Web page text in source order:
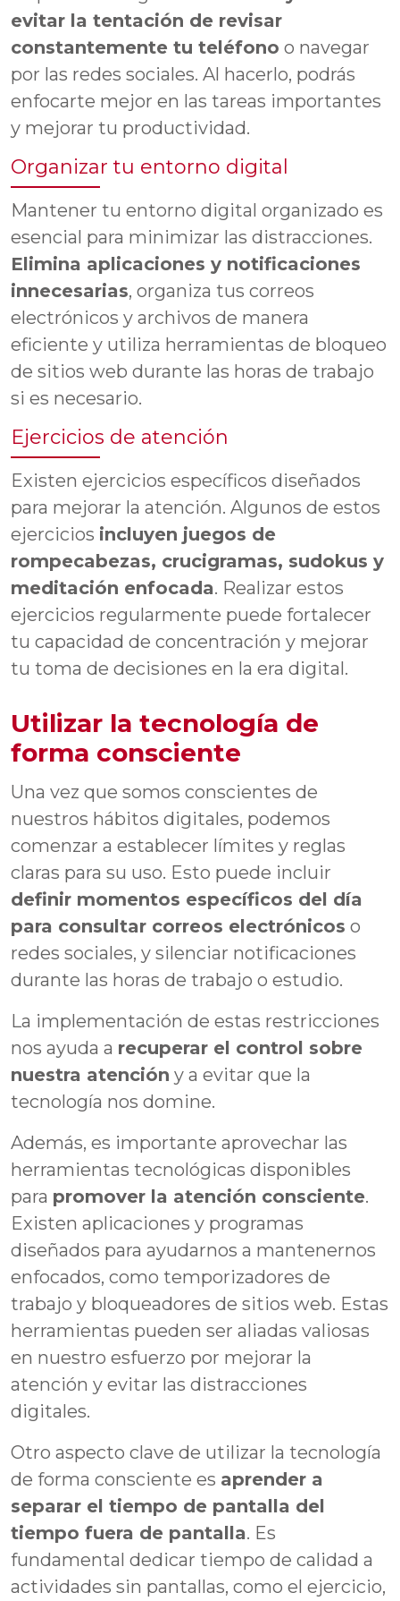
evitar la tentación de revisar
constantemente tu teléfono o navegar
por las redes sociales. Al hacerlo, podrás
enfocarte mejor en las tareas importantes
y mejorar tu productividad.
Organizar tu entorno digital
Mantener tu entorno digital organizado es
esencial para minimizar las distracciones.
Elimina aplicaciones y notificaciones
innecesarias, organiza tus correos
electrónicos y archivos de manera
eficiente y utiliza herramientas de bloqueo
de sitios web durante las horas de trabajo
si es necesario.
Ejercicios de atención
Existen ejercicios específicos diseñados
para mejorar la atención. Algunos de estos
ejercicios incluyen juegos de
rompecabezas, crucigramas, sudokus y
meditación enfocada. Realizar estos
ejercicios regularmente puede fortalecer
tu capacidad de concentración y mejorar
tu toma de decisiones en la era digital.
Utilizar la tecnología de
forma consciente
Una vez que somos conscientes de
nuestros hábitos digitales, podemos
comenzar a establecer límites y reglas
claras para su uso. Esto puede incluir
definir momentos específicos del día
para consultar correos electrónicos o
redes sociales, y silenciar notificaciones
durante las horas de trabajo o estudio.
La implementación de estas restricciones
nos ayuda a recuperar el control sobre
nuestra atención y a evitar que la
tecnología nos domine.
Además, es importante aprovechar las
herramientas tecnológicas disponibles
para promover la atención consciente.
Existen aplicaciones y programas
diseñados para ayudarnos a mantenernos
enfocados, como temporizadores de
trabajo y bloqueadores de sitios web. Estas
herramientas pueden ser aliadas valiosas
en nuestro esfuerzo por mejorar la
atención y evitar las distracciones
digitales.
Otro aspecto clave de utilizar la tecnología
de forma consciente es aprender a
separar el tiempo de pantalla del
tiempo fuera de pantalla. Es
fundamental dedicar tiempo de calidad a
actividades sin pantallas, como el ejercicio,